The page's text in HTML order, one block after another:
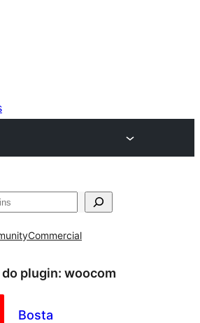
Commercial
plugin: woocom
Bosta